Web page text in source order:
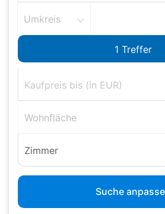
Umkreis
Wohnfläche
Zimmer
Suche